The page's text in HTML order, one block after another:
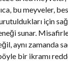
bu meyveler,
için
sunar.
aynı zamanda
bir ikramı